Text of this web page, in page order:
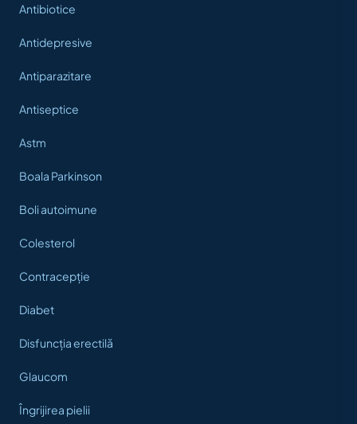
Antibiotice
Antidepresive
Antiparazitare
Antiseptice
Astm
Boala Parkinson
Boli autoimune
Colesterol
Contracepție
Diabet
Disfuncția erectilă
Glaucom
Îngrijirea pielii